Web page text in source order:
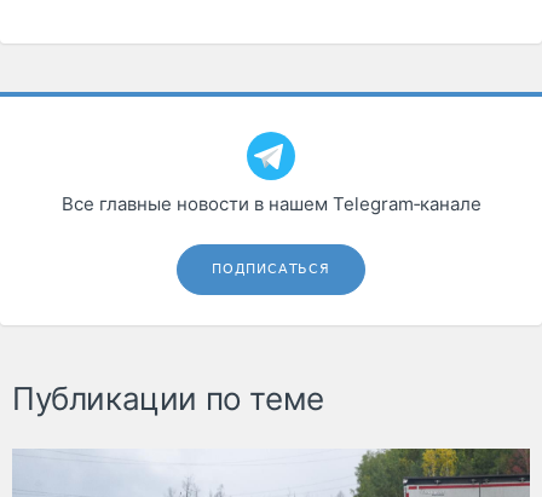
Все главные новости в нашем Telegram‑канале
ПОДПИСАТЬСЯ
Публикации по теме